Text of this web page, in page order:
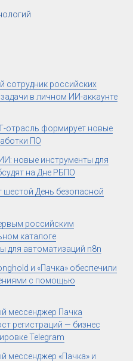
сотрудник российских
в личном ИИ-аккаунте
отрасль формирует новые
ПО
новые инструменты для
на Дне РБПО
шестой День безопасной
российским
каталоге
для автоматизаций n8n
и «Пачка» обеспечили
с помощью
мессенджер Пачка
регистраций — бизнес
Telegram
мессенджер «Пачка» и